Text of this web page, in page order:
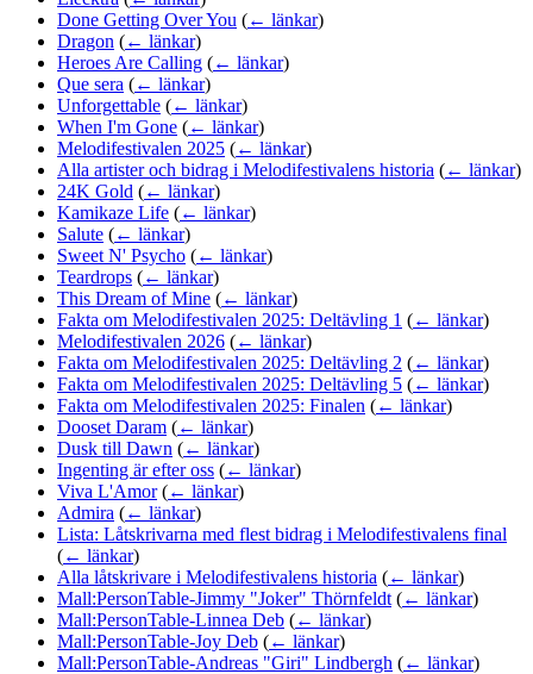
Done Getting Over You (← länkar)
Dragon (← länkar)
Heroes Are Calling (← länkar)
Que sera (← länkar)
Unforgettable (← länkar)
When I'm Gone (← länkar)
Melodifestivalen 2025 (← länkar)
Alla artister och bidrag i Melodifestivalens historia (← länkar)
24K Gold (← länkar)
Kamikaze Life (← länkar)
Salute (← länkar)
Sweet N' Psycho (← länkar)
Teardrops (← länkar)
This Dream of Mine (← länkar)
Fakta om Melodifestivalen 2025: Deltävling 1 (← länkar)
Melodifestivalen 2026 (← länkar)
Fakta om Melodifestivalen 2025: Deltävling 2 (← länkar)
Fakta om Melodifestivalen 2025: Deltävling 5 (← länkar)
Fakta om Melodifestivalen 2025: Finalen (← länkar)
Dooset Daram (← länkar)
Dusk till Dawn (← länkar)
Ingenting är efter oss (← länkar)
Viva L'Amor (← länkar)
Admira (← länkar)
Lista: Låtskrivarna med flest bidrag i Melodifestivalens final
(← länkar)
Alla låtskrivare i Melodifestivalens historia (← länkar)
Mall:PersonTable-Jimmy "Joker" Thörnfeldt (← länkar)
Mall:PersonTable-Linnea Deb (← länkar)
Mall:PersonTable-Joy Deb (← länkar)
Mall:PersonTable-Andreas "Giri" Lindbergh (← länkar)